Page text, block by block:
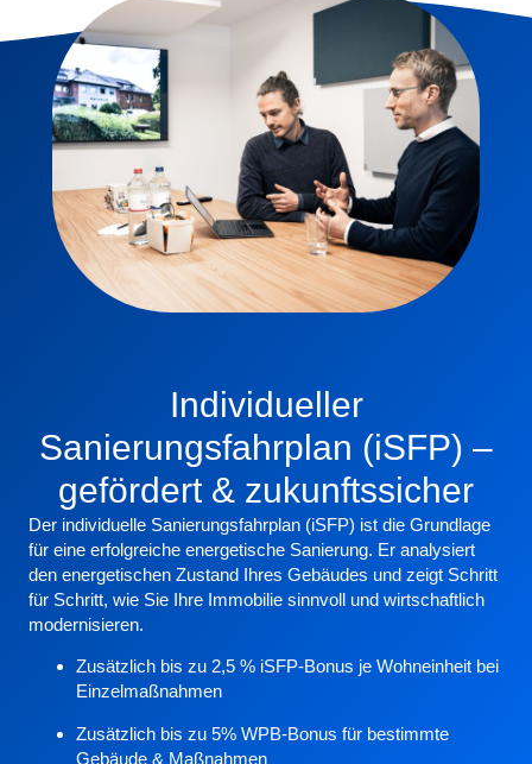
Individueller
Sanierungsfahrplan (iSFP) –
gefördert & zukunftssicher
Der individuelle Sanierungsfahrplan (iSFP) ist die Grundlage
für eine erfolgreiche energetische Sanierung. Er analysiert
den energetischen Zustand Ihres Gebäudes und zeigt Schritt
für Schritt, wie Sie Ihre Immobilie sinnvoll und wirtschaftlich
modernisieren.
Zusätzlich bis zu 2,5 % iSFP-Bonus je Wohneinheit bei
Einzelmaßnahmen
Zusätzlich bis zu 5% WPB-Bonus für bestimmte
Gebäude & Maßnahmen